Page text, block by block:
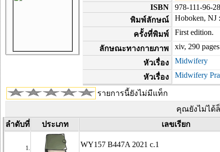
ISBN
978-111-96-
พิมพ์ลักษณ์
Hoboken, NJ
ครั้งที่พิมพ์
First edition.
ลักษณะทางกายภาพ
xiv, 290
หัวเรื่อง
Midwifery
หัวเรื่อง
Midwifery
รายการนี้ยังไม่มีแท็ก
คุณยังไม่ได้
ลำดับที่
ประเภท เลขเรียก
1.
WY157 B447A 2021 c.1